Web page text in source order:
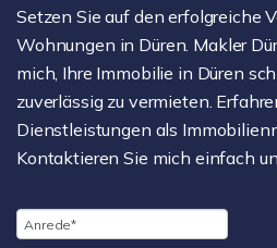
Setzen Sie auf den erfolgreiche
Wohnungen in Düren. Makler
mich, Ihre Immobilie in Düren
zuverlässig zu vermieten.
Dienstleistungen als
Kontaktieren Sie mich einfach